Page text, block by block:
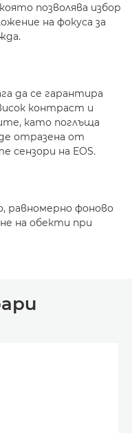
позволява избор
на фокуса за
да се гарантира
контраст и
като поглъща
отразена от
на EOS.
равномерно фоново
на обекти при